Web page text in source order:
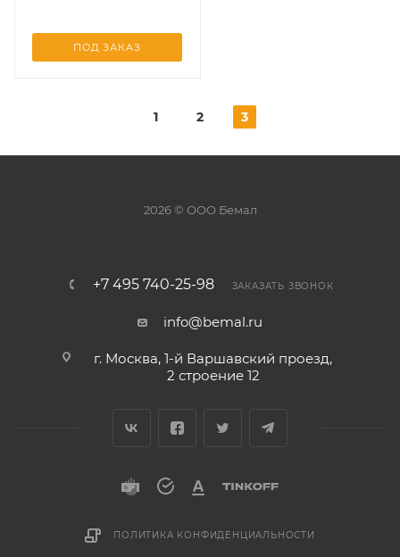
ПОД ЗАКАЗ
1 2 3
2026 © ООО Бемал
+7 495 740-25-98 ЗАКАЗАТЬ ЗВОНОК
info@bemal.ru
г. Москва, 1-й Варшавский проезд,
2 строение 12
ПОЛИТИКА КОНФИДЕНЦИАЛЬНОСТИ